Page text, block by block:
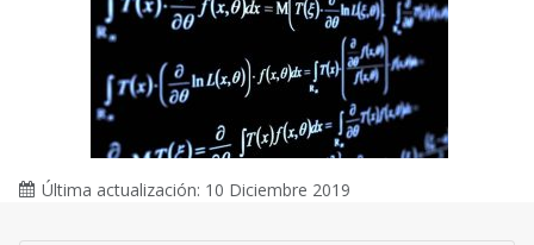
Última actualización: 10 Diciembre 2019